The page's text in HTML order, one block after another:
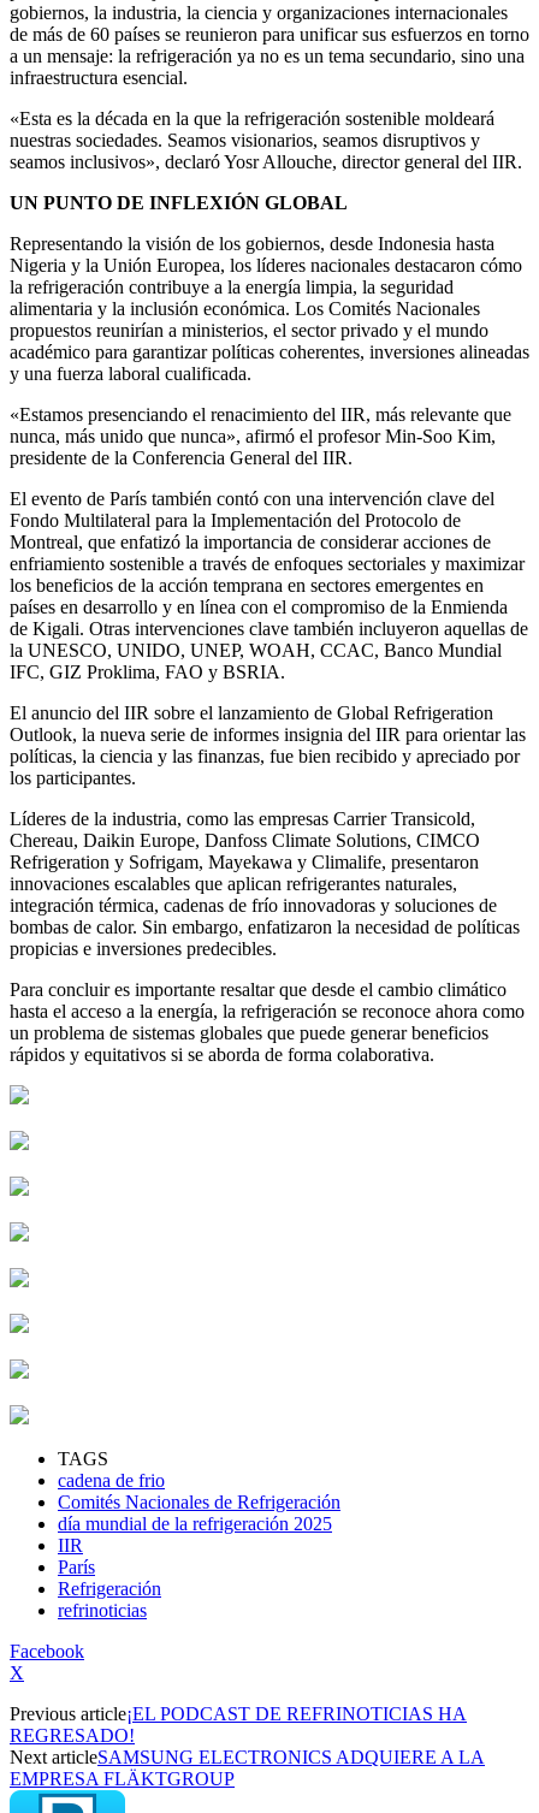
gobiernos, la industria, la ciencia y organizaciones internacionales
de más de 60 países se reunieron para unificar sus esfuerzos en torno
a un mensaje: la refrigeración ya no es un tema secundario, sino una
infraestructura esencial.
«Esta es la década en la que la refrigeración sostenible moldeará
nuestras sociedades. Seamos visionarios, seamos disruptivos y
seamos inclusivos», declaró Yosr Allouche, director general del IIR.
UN PUNTO DE INFLEXIÓN GLOBAL
Representando la visión de los gobiernos, desde Indonesia hasta
Nigeria y la Unión Europea, los líderes nacionales destacaron cómo
la refrigeración contribuye a la energía limpia, la seguridad
alimentaria y la inclusión económica. Los Comités Nacionales
propuestos reunirían a ministerios, el sector privado y el mundo
académico para garantizar políticas coherentes, inversiones alineadas
y una fuerza laboral cualificada.
«Estamos presenciando el renacimiento del IIR, más relevante que
nunca, más unido que nunca», afirmó el profesor Min-Soo Kim,
presidente de la Conferencia General del IIR.
El evento de París también contó con una intervención clave del
Fondo Multilateral para la Implementación del Protocolo de
Montreal, que enfatizó la importancia de considerar acciones de
enfriamiento sostenible a través de enfoques sectoriales y maximizar
los beneficios de la acción temprana en sectores emergentes en
países en desarrollo y en línea con el compromiso de la Enmienda
de Kigali. Otras intervenciones clave también incluyeron aquellas de
la UNESCO, UNIDO, UNEP, WOAH, CCAC, Banco Mundial
IFC, GIZ Proklima, FAO y BSRIA.
El anuncio del IIR sobre el lanzamiento de Global Refrigeration
Outlook, la nueva serie de informes insignia del IIR para orientar las
políticas, la ciencia y las finanzas, fue bien recibido y apreciado por
los participantes.
Líderes de la industria, como las empresas Carrier Transicold,
Chereau, Daikin Europe, Danfoss Climate Solutions, CIMCO
Refrigeration y Sofrigam, Mayekawa y Climalife, presentaron
innovaciones escalables que aplican refrigerantes naturales,
integración térmica, cadenas de frío innovadoras y soluciones de
bombas de calor. Sin embargo, enfatizaron la necesidad de políticas
propicias e inversiones predecibles.
Para concluir es importante resaltar que desde el cambio climático
hasta el acceso a la energía, la refrigeración se reconoce ahora como
un problema de sistemas globales que puede generar beneficios
rápidos y equitativos si se aborda de forma colaborativa.
TAGS
cadena de frio
Comités Nacionales de Refrigeración
día mundial de la refrigeración 2025
IIR
París
Refrigeración
refrinoticias
Facebook
X
Previous article¡EL PODCAST DE REFRINOTICIAS HA
REGRESADO!
Next articleSAMSUNG ELECTRONICS ADQUIERE A LA
EMPRESA FLÄKTGROUP